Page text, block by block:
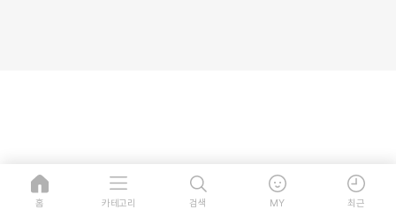
홈 카테고리 검색 MY 최근